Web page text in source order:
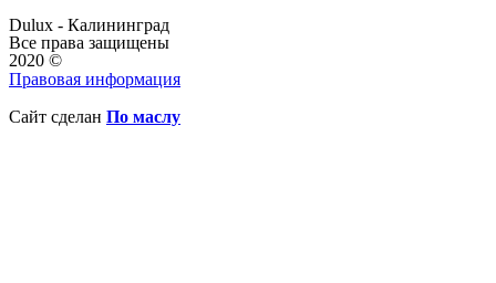
Dulux - Калининград
Все права защищены
2020 ©
Правовая информация
Сайт сделан По маслу